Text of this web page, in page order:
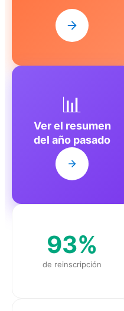
📊
Ver el resumen
del año pasado
93%
de reinscripción